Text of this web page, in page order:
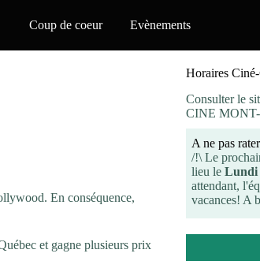
Coup de coeur Evènements
En conséquence,
et gagne plusieurs prix
Horaires
Consulter le
CINE
A ne pas
/!\ Le
lieu le Lundi
attendant,
vacances! A